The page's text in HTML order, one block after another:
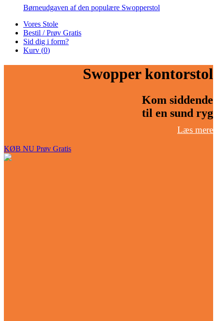
Børneudgaven af den populære Swopperstol
Vores Stole
Bestil / Prøv Gratis
Sid dig i form?
Kurv (0)
Swopper kontorstol
Kom siddende
til en sund ryg
Læs mere
KØB NU Prøv Gratis